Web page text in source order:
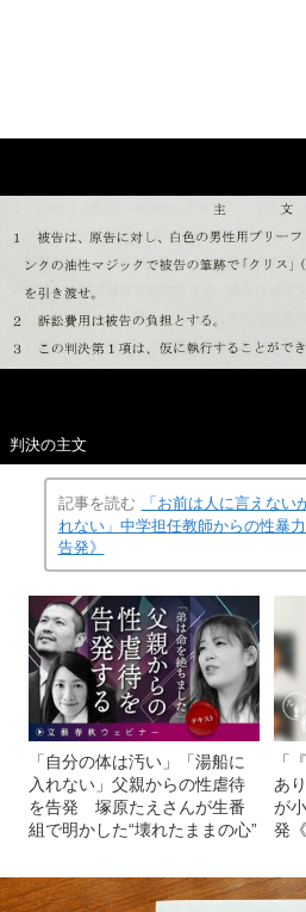
判決の主文
記事を読む
「お前は人に言えない
れない」中学担任教師からの性暴
告発》
「自分の体は汚い」「湯船に
入れない」父親からの性虐待
を告発 塚原たえさんが生番
組で明かした“壊れたままの心”
「
あ
が
発